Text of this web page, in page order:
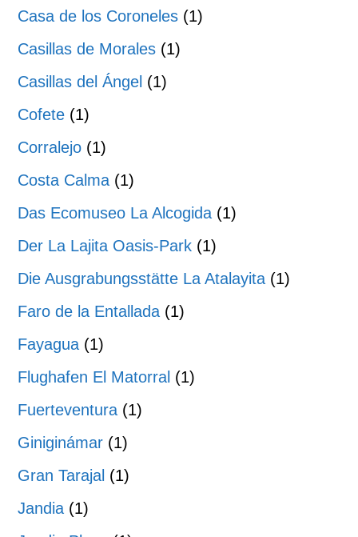
Casa de los Coroneles (1)
Casillas de Morales (1)
Casillas del Ángel (1)
Cofete (1)
Corralejo (1)
Costa Calma (1)
Das Ecomuseo La Alcogida (1)
Der La Lajita Oasis-Park (1)
Die Ausgrabungsstätte La Atalayita (1)
Faro de la Entallada (1)
Fayagua (1)
Flughafen El Matorral (1)
Fuerteventura (1)
Giniginámar (1)
Gran Tarajal (1)
Jandia (1)